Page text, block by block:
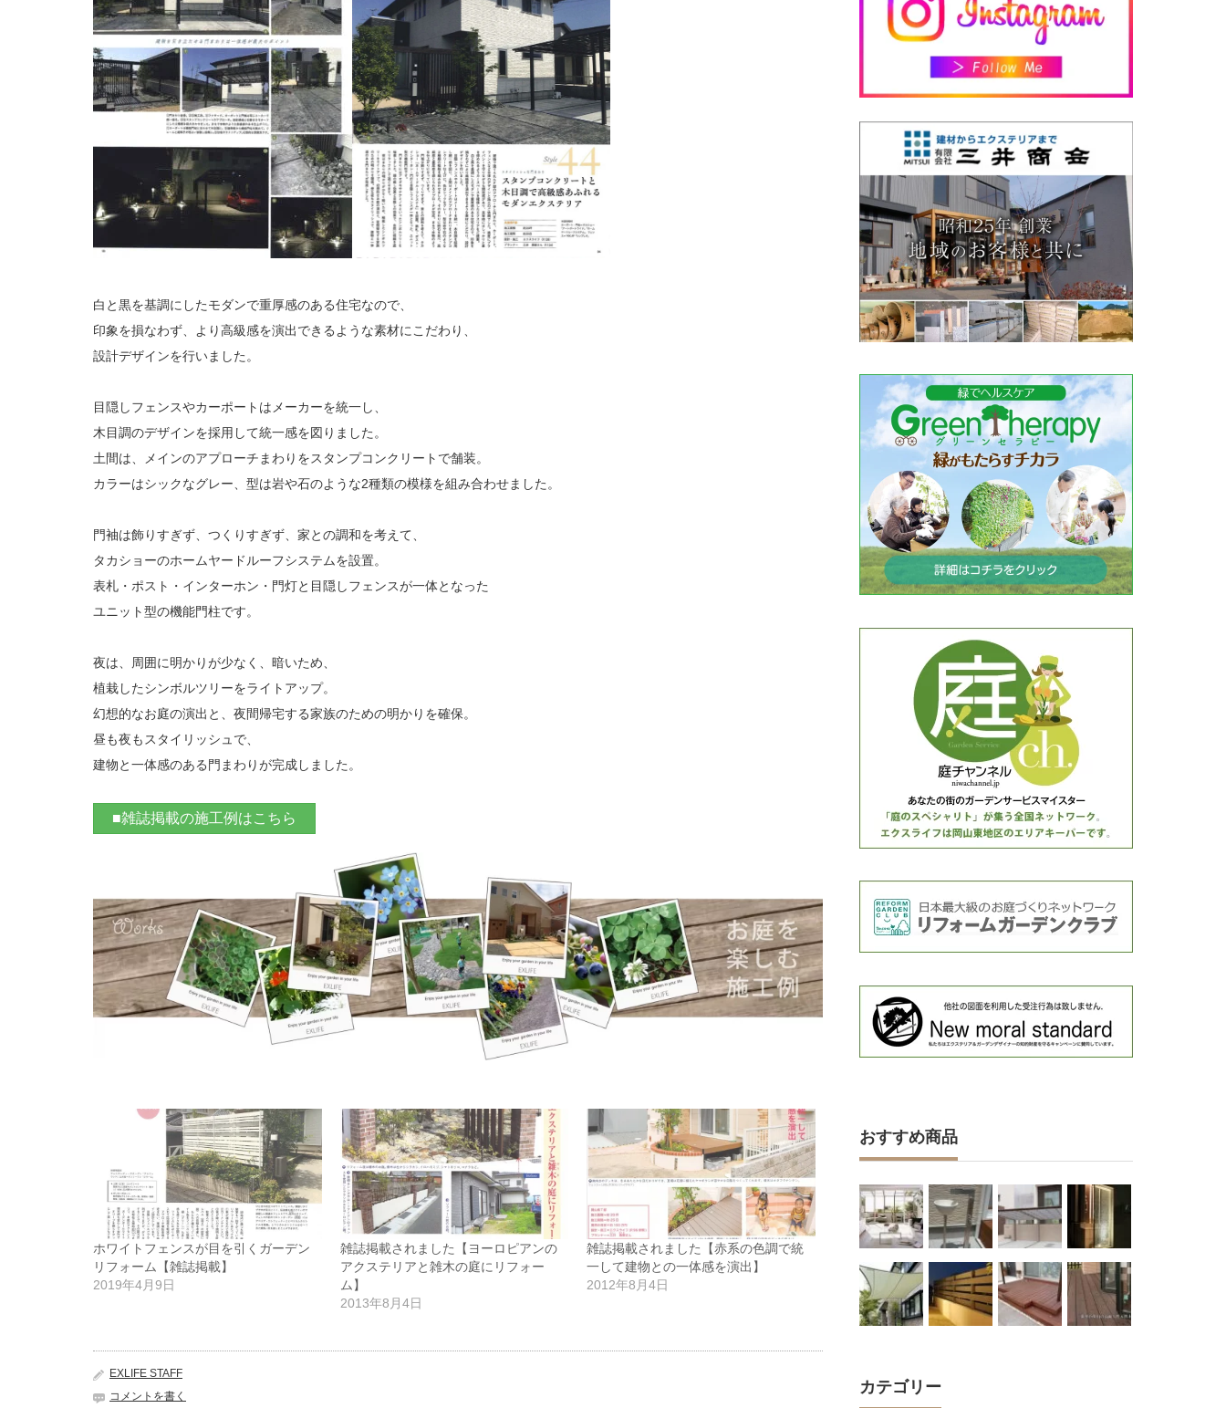
白と黒を基調にしたモダンで重厚感のある住宅なので、
印象を損なわず、より高級感を演出できるような素材にこだわり、
設計デザインを行いました。
目隠しフェンスやカーポートはメーカーを統一し、
木目調のデザインを採用して統一感を図りました。
土間は、メインのアプローチまわりをスタンプコンクリートで舗装。
カラーはシックなグレー、型は岩や石のような2種類の模様を組み合わせました。
門袖は飾りすぎず、つくりすぎず、家との調和を考えて、
タカショーのホームヤードルーフシステムを設置。
表札・ポスト・インターホン・門灯と目隠しフェンスが一体となった
ユニット型の機能門柱です。
夜は、周囲に明かりが少なく、暗いため、
植栽したシンボルツリーをライトアップ。
幻想的なお庭の演出と、夜間帰宅する家族のための明かりを確保。
昼も夜もスタイリッシュで、
建物と一体感のある門まわりが完成しました。
■雑誌掲載の施工例はこちら
ホワイトフェンスが目を引くガーデン
リフォーム【雑誌掲載】
2019年4月9日
雑誌掲載されました【ヨーロピアンの
アクステリアと雑木の庭にリフォー
ム】
2013年8月4日
雑誌掲載されました【赤系の色調で統
一して建物との一体感を演出】
2012年8月4日
EXLIFE STAFF
コメントを書く
おすすめ商品
カテゴリー